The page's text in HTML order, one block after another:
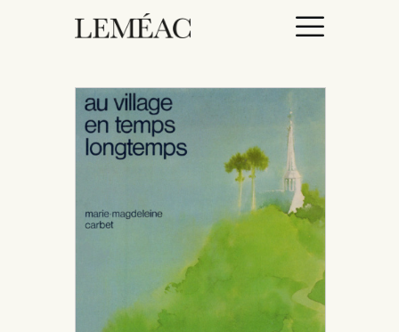
ACCUEIL
CATALOGUE
DROITS / RIGHTS